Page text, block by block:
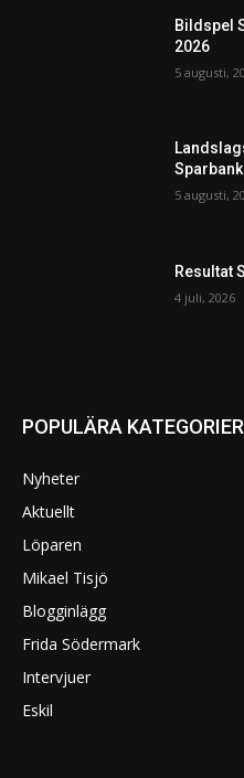
Bildspel
2026
5 augusti,
5 augusti,
Resultat
4 juli, 2026
POPULÄRA KATEGORIER
Nyheter
Aktuellt
Löparen
Mikael Tisjö
Blogginlägg
Frida Södermark
Intervjuer
Eskil